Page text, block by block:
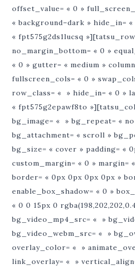
offset_value= « 0 »
« background–dark » hide_in= «
« fpt575g2ds1lucsq
no_margin_bottom= « 0 »
« 0 » gutter= « medium »
fullscreen_cols= « 0 »
row_class= « » hide_in= « 0 »
« fpt575g2epawf8to
bg_image= « » bg_repeat= «
bg_attachment= « scroll »
bg_size= « cover » padding= «
custom_margin= « 0 » margin=
border= « 0px 0px 0px 0px »
enable_box_shadow= « 0 »
« 0 0 15px 0
bg_video_mp4_src= « »
bg_video_webm_src= « »
overlay_color= « »
link_overlay= « »